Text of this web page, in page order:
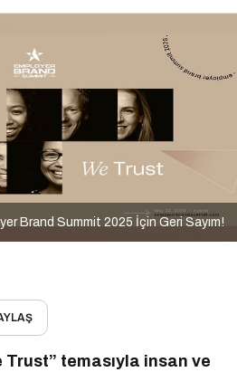
Brand Summit 2025 İçin Geri Sayım!
Trust” temasıyla insan ve